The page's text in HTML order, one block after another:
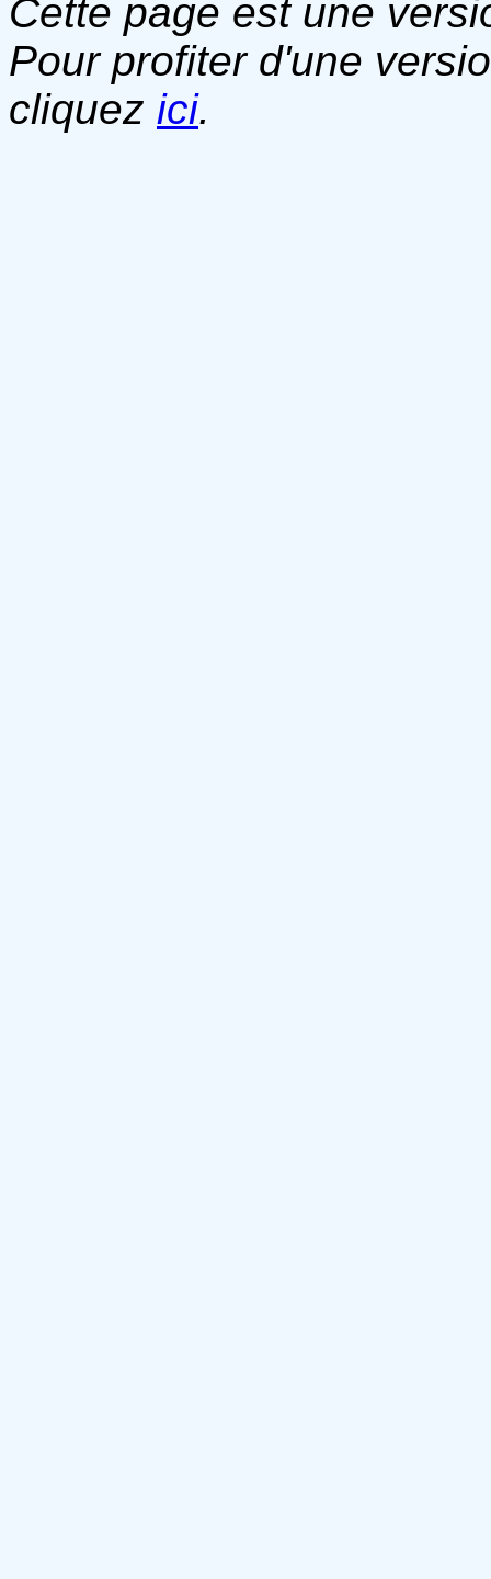
Cette page est une
Pour profiter d'une
cliquez ici.